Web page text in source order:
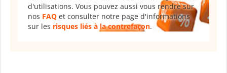
d'utilisations. Vous pouvez aussi vous rendre sur
nos FAQ et consulter notre page d'informations
sur les risques liés à la contrefaçon.